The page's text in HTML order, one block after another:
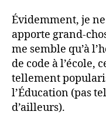
Évidemment, je
apporte grand-
me semble qu’à
de code à l’école,
tellement
l’Éducation (pas
d’ailleurs).